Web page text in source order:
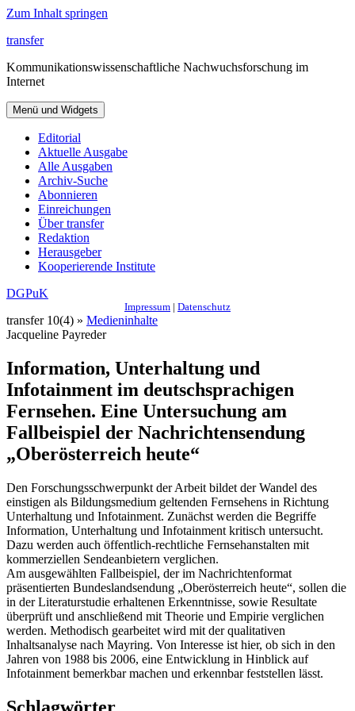
Zum Inhalt springen
transfer
Kommunikationswissenschaftliche Nachwuchsforschung im
Internet
Menü und Widgets
Editorial
Aktuelle Ausgabe
Alle Ausgaben
Archiv-Suche
Abonnieren
Einreichungen
Über transfer
Redaktion
Herausgeber
Kooperierende Institute
DGPuK
Impressum | Datenschutz
transfer 10(4) » Medieninhalte
Jacqueline Payreder
Information, Unterhaltung und
Infotainment im deutschsprachigen
Fernsehen. Eine Untersuchung am
Fallbeispiel der Nachrichtensendung
„Oberösterreich heute“
Den Forschungsschwerpunkt der Arbeit bildet der Wandel des
einstigen als Bildungsmedium geltenden Fernsehens in Richtung
Unterhaltung und Infotainment. Zunächst werden die Begriffe
Information, Unterhaltung und Infotainment kritisch untersucht.
Dazu werden auch öffentlich-rechtliche Fernsehanstalten mit
kommerziellen Sendeanbietern verglichen.
Am ausgewählten Fallbeispiel, der im Nachrichtenformat
präsentierten Bundeslandsendung „Oberösterreich heute“, sollen die
in der Literaturstudie erhaltenen Erkenntnisse, sowie Resultate
überprüft und anschließend mit Theorie und Empirie verglichen
werden. Methodisch gearbeitet wird mit der qualitativen
Inhaltsanalyse nach Mayring. Von Interesse ist hier, ob sich in den
Jahren von 1988 bis 2006, eine Entwicklung in Hinblick auf
Infotainment bemerkbar machen und erkennbar feststellen lässt.
Schlagwörter